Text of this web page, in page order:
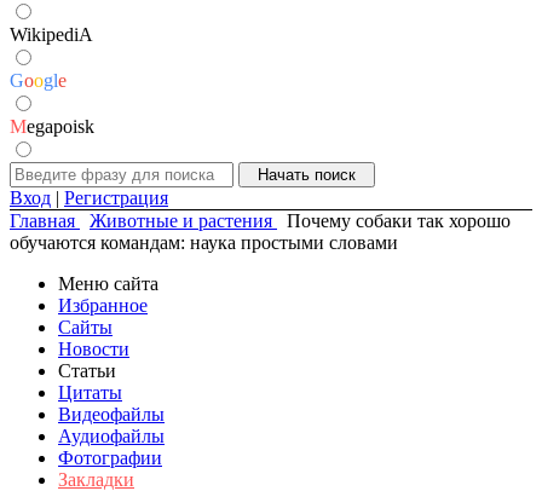
WikipediA
Google
Megapoisk
Вход | Регистрация
Главная
Животные и растения
Почему собаки так хорошо
обучаются командам: наука простыми словами
Меню сайта
Избранное
Сайты
Новости
Статьи
Цитаты
Видеофайлы
Аудиофайлы
Фотографии
Закладки